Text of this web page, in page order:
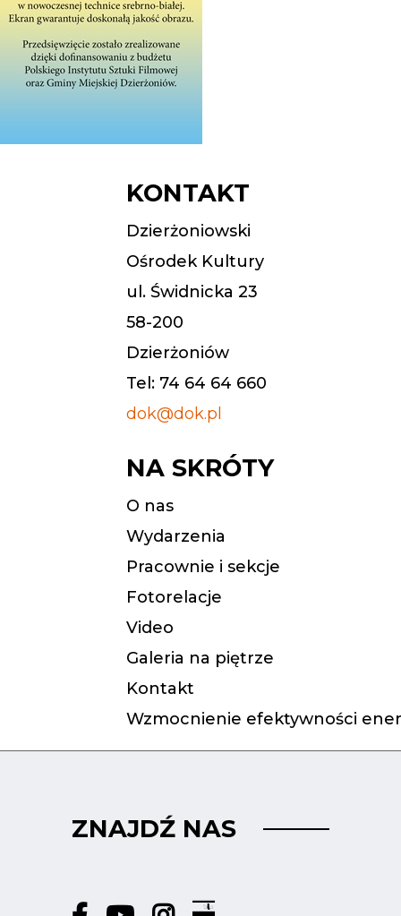
KONTAKT
Dzierżoniowski
Ośrodek Kultury
ul. Świdnicka 23
58-200
Dzierżoniów
Tel: 74 64 64 660
dok@dok.pl
NA SKRÓTY
O nas
Wydarzenia
Pracownie i sekcje
Fotorelacje
Video
Galeria na piętrze
Kontakt
Wzmocnienie efektywności
ZNAJDŹ NAS